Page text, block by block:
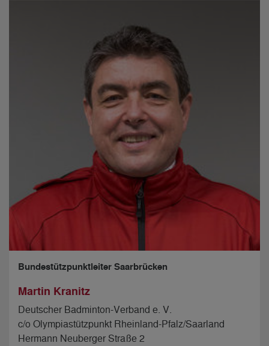
Bundestützpunktleiter Saarbrücken
Martin Kranitz
Deutscher Badminton-Verband e. V.
c/o Olympiastützpunkt Rheinland-Pfalz/Saarland
Hermann Neuberger Straße 2